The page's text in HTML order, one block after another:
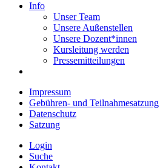
Info
Unser Team
Unsere Außenstellen
Unsere Dozent*innen
Kursleitung werden
Pressemitteilungen
Impressum
Gebühren- und Teilnahmesatzung
Datenschutz
Satzung
Login
Suche